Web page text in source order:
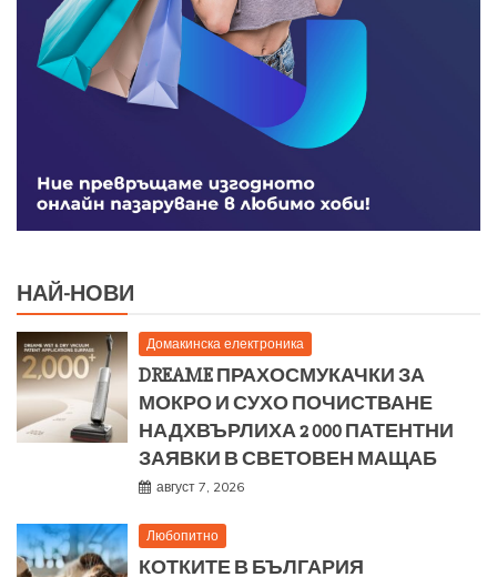
НАЙ-НОВИ
Домакинска електроника
DREAME ПРАХОСМУКАЧКИ ЗА
МОКРО И СУХО ПОЧИСТВАНЕ
НАДХВЪРЛИХА 2 000 ПАТЕНТНИ
ЗАЯВКИ В СВЕТОВЕН МАЩАБ
август 7, 2026
Любопитно
КОТКИТЕ В БЪЛГАРИЯ